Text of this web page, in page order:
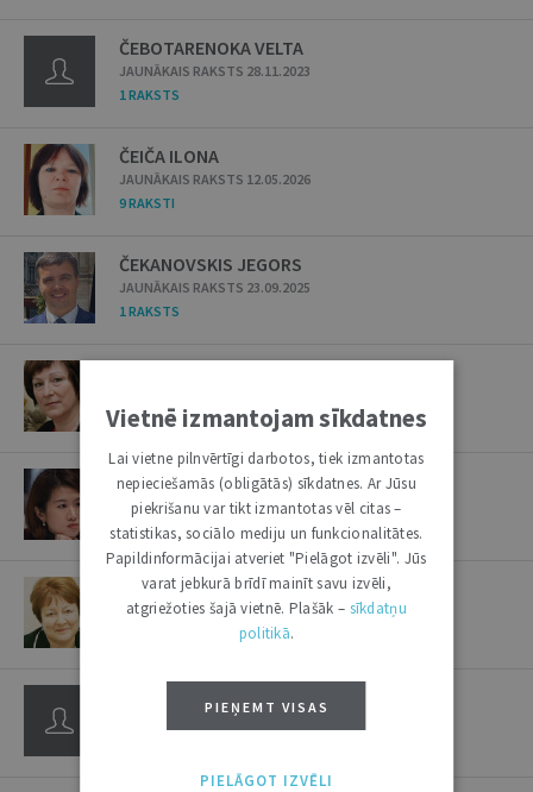
ČEBOTARENOKA VELTA
JAUNĀKAIS RAKSTS 28.11.2023
1 RAKSTS
ČEIČA ILONA
JAUNĀKAIS RAKSTS 12.05.2026
9 RAKSTI
ČEKANOVSKIS JEGORS
JAUNĀKAIS RAKSTS 23.09.2025
1 RAKSTS
3 RAKSTI
ČEŅA JUITINA
JAUNĀKAIS RAKSTS 17.06.2025
2 RAKSTI
ČEPĀNE ILMA
JAUNĀKAIS RAKSTS 28.11.2023
6 INTERVIJAS
ČEPJOLKINA INGA
JAUNĀKAIS RAKSTS 11.01.2005
Vietnē izmantojam sīkdatnes
Lai vietne pilnvērtīgi darbotos, tiek izmantotas
nepieciešamās (obligātās) sīkdatnes. Ar Jūsu
piekrišanu var tikt izmantotas vēl citas –
statistikas, sociālo mediju un funkcionalitātes.
Papildinformācijai atveriet "Pielāgot izvēli". Jūs
varat jebkurā brīdī mainīt savu izvēli,
atgriežoties šajā vietnē. Plašāk – sīkdatņu
politikā.
PIEŅEMT VISAS
PIELĀGOT IZVĒLI